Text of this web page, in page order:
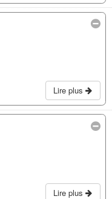
Lire plus
Lire plus